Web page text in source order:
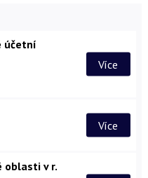
účetní
Více
Více
oblasti v r.